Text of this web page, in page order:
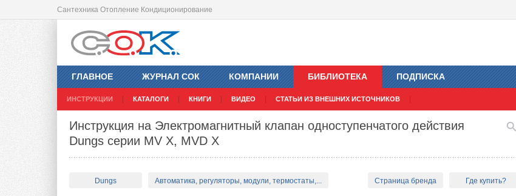
Сантехника Отопление Кондиционирование
ГЛАВНОЕ ЖУРНАЛ СОК КОМПАНИИ БИБЛИОТЕКА
ИНСТРУКЦИИ КАТАЛОГИ КНИГИ ВИДЕО СТАТЬИ ИЗ ВНЕШНИХ ИСТОЧНИКОВ
ПОДПИСКА
Инструкция на Электромагнитный клапан одноступенчатого действия
Dungs серии MV X, MVD X
Dungs Автоматика, регуляторы, модули, термостаты,... Страница бренда Где купить?